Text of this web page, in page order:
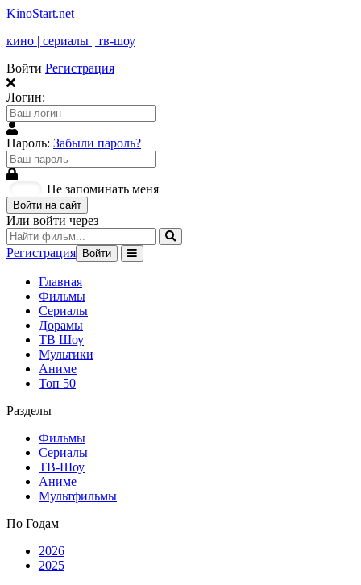
KinoStart.net
кино | сериалы | тв-шоу
Войти Регистрация
Логин:
Пароль: Забыли пароль?
Не запоминать меня
Войти на сайт
Или войти через
Регистрация Войти
Главная
Фильмы
Сериалы
Дорамы
ТВ Шоу
Мультики
Аниме
Топ 50
Разделы
Фильмы
Сериалы
ТВ-Шоу
Аниме
Мультфильмы
По Годам
2026
2025